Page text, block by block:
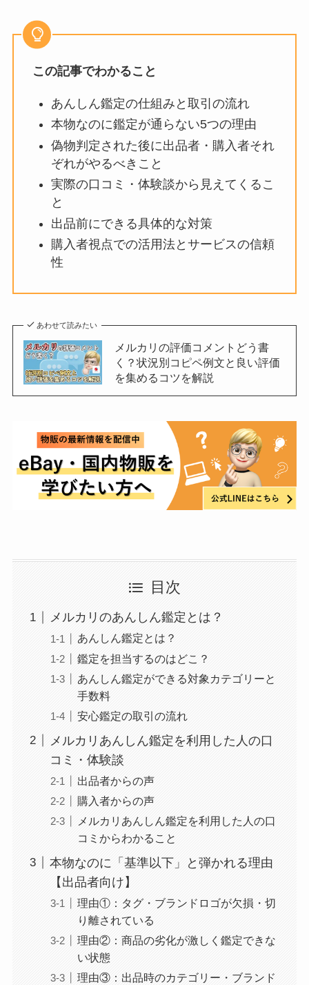
この記事でわかること
あんしん鑑定の仕組みと取引の流れ
本物なのに鑑定が通らない5つの理由
偽物判定された後に出品者・購入者それ
ぞれがやるべきこと
実際の口コミ・体験談から見えてくるこ
と
出品前にできる具体的な対策
購入者視点での活用法とサービスの信頼
性
あわせて読みたい
メルカリの評価コメントどう書
く？状況別コピペ例文と良い評価
を集めるコツを解説
目次
メルカリのあんしん鑑定とは？
あんしん鑑定とは？
鑑定を担当するのはどこ？
あんしん鑑定ができる対象カテゴリーと
手数料
安心鑑定の取引の流れ
メルカリあんしん鑑定を利用した人の口
コミ・体験談
出品者からの声
購入者からの声
メルカリあんしん鑑定を利用した人の口
コミからわかること
本物なのに「基準以下」と弾かれる理由
【出品者向け】
理由①：タグ・ブランドロゴが欠損・切
り離されている
理由②：商品の劣化が激しく鑑定できな
い状態
理由③：出品時のカテゴリー・ブランド